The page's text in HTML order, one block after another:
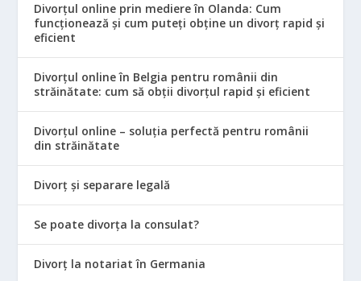
Divorțul online prin mediere în Olanda: Cum
funcționează și cum puteți obține un divorț rapid și
eficient
Divorțul online în Belgia pentru românii din
străinătate: cum să obții divorțul rapid și eficient
Divorțul online – soluția perfectă pentru românii
din străinătate
Divorț și separare legală
Se poate divorța la consulat?
Divorț la notariat în Germania